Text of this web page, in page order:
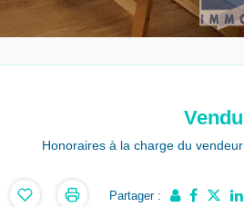
Vendu
Honoraires à la charge du vendeur
Partager :